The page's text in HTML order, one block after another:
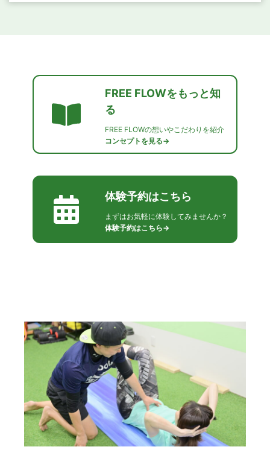
FREE FLOWをもっと知
る
FREE FLOWの想いやこだわりを紹介
コンセプトを見る→
体験予約はこちら
まずはお気軽に体験してみませんか？
体験予約はこちら→